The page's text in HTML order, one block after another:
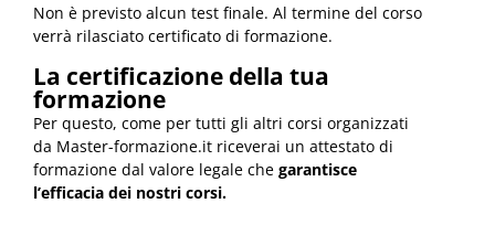
Non è previsto alcun test finale. Al termine del corso
verrà rilasciato certificato di formazione.
La certificazione della tua
formazione
Per questo, come per tutti gli altri corsi organizzati
da Master-formazione.it riceverai un attestato di
formazione dal valore legale che garantisce
l’efficacia dei nostri corsi.